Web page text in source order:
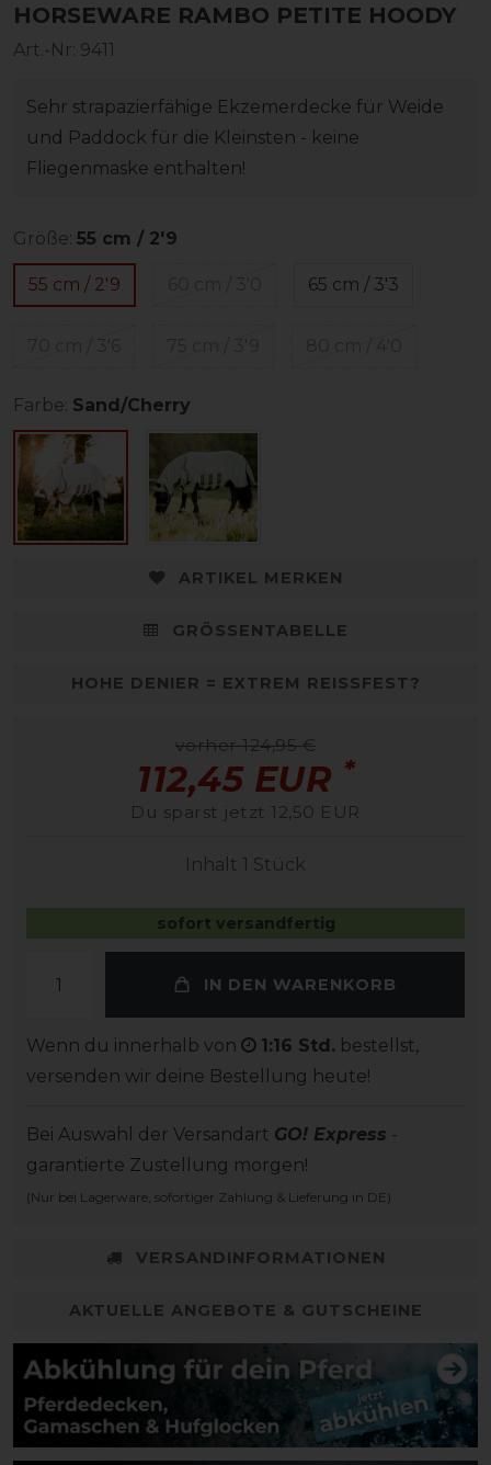
HORSEWARE RAMBO PETITE HOODY
Art.-Nr: 9411
Sehr strapazierfähige Ekzemerdecke für Weide
und Paddock für die Kleinsten - keine
Fliegenmaske enthalten!
Größe: 55 cm / 2'9
55 cm / 2'9 65 cm / 3'3
Farbe: Sand/Cherry
ARTIKEL MERKEN
GRÖSSENTABELLE
HOHE DENIER = EXTREM REISSFEST?
vorher 124,95 €
112,45 EUR *
Du sparst jetzt 12,50 EUR
Inhalt 1 Stück
sofort versandfertig
IN DEN WARENKORB
Wenn du innerhalb von 1:16 Std. bestellst,
versenden wir deine Bestellung heute!
Bei Auswahl der Versandart GO! Express -
garantierte Zustellung morgen!
(Nur bei Lagerware, sofortiger Zahlung & Lieferung in DE)
VERSANDINFORMATIONEN
AKTUELLE ANGEBOTE & GUTSCHEINE